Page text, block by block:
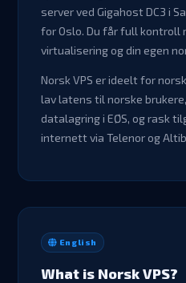
server ved Gigahost DC3 i
for Oslo. Du får full kontroll
virtualisering og din egen
Norsk VPS er ideelt for
lav latens til norske
datalagring i EØS, og rask
internett via Telenor og
English
What is Norsk VPS?